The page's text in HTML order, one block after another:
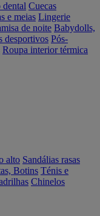
dental Cuecas
e meias Lingerie
de noite Babydolls,
desportivos Pós-
Roupa interior térmica
alto Sandálias rasas
Botins Ténis e
Chinelos